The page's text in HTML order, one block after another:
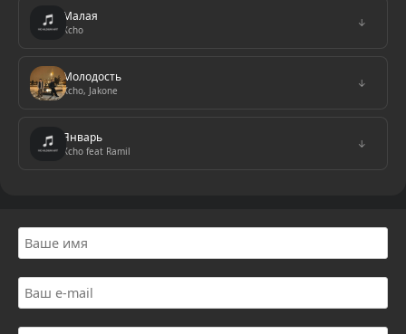
Малая
Xcho
↓
Молодость
Xcho, Jakone
↓
Январь
Xcho feat Ramil
↓